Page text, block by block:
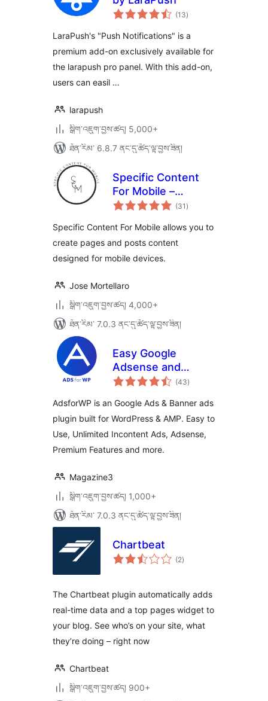
(13གདེང་
འཇོག་
ཚང་།
)
LaraPush's "Push Notifications" is a
premium add-on exclusively available for
the larapush pro panel. With this add-on,
users can easil …
larapush
སྒྲིག་འཇུག་བྱས་ཚད། 5,000+
ཐོན་རིམ་ 6.8.7 ནང་དུ་ཚོད་ལྟ་བྱས་ཟིན།
Specific Content
For Mobile –
Customize the
without
redirections
(31 གདེང་
འཇོག་
ཚང་།
)
Specific Content For Mobile allows you to
create pages and posts content
designed for mobile devices.
Jose Mortellaro
སྒྲིག་འཇུག་བྱས་ཚད། 4,000+
ཐོན་རིམ་ 7.0.3 ནང་དུ་ཚོད་ལྟ་བྱས་ཟིན།
Easy Google
Adsense and
Banner Ads
AdsforWP
(43གདེང་
འཇོག་
ཚང་།
)
AdsforWP is an Google Ads & Banner ads
plugin built for WordPress & AMP. Easy to
Use, Unlimited Incontent Ads, Adsense,
Premium Features and more.
Magazine3
སྒྲིག་འཇུག་བྱས་ཚད། 1,000+
ཐོན་རིམ་ 7.0.3 ནང་དུ་ཚོད་ལྟ་བྱས་ཟིན།
Chartbeat
(2གདེང་
འཇོག་
)
The Chartbeat plugin automatically adds
real-time data and a top pages widget to
your blog. See who’s on your site, what
they’re doing – right now
Chartbeat
སྒྲིག་འཇུག་བྱས་ཚད། 900+